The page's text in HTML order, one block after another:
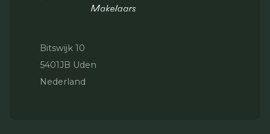
Bitswijk 10
5401JB Uden
Nederland